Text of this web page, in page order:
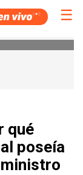
☰
qué
poseía